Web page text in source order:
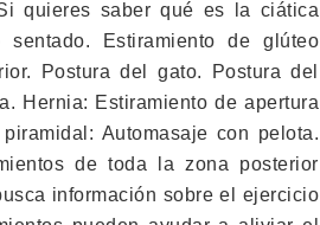
quieres saber qué es la ciática
Estiramiento de glúteo
Postura del gato. Postura del
Hernia: Estiramiento de apertura
Automasaje con pelota.
de toda la zona posterior
información sobre el ejercicio